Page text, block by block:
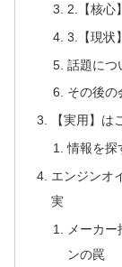
2.【核心】
3.【現状】
話題につ
その後の
【実用】は
情報を探
エンジンオ
実
メーカ
ンの罠